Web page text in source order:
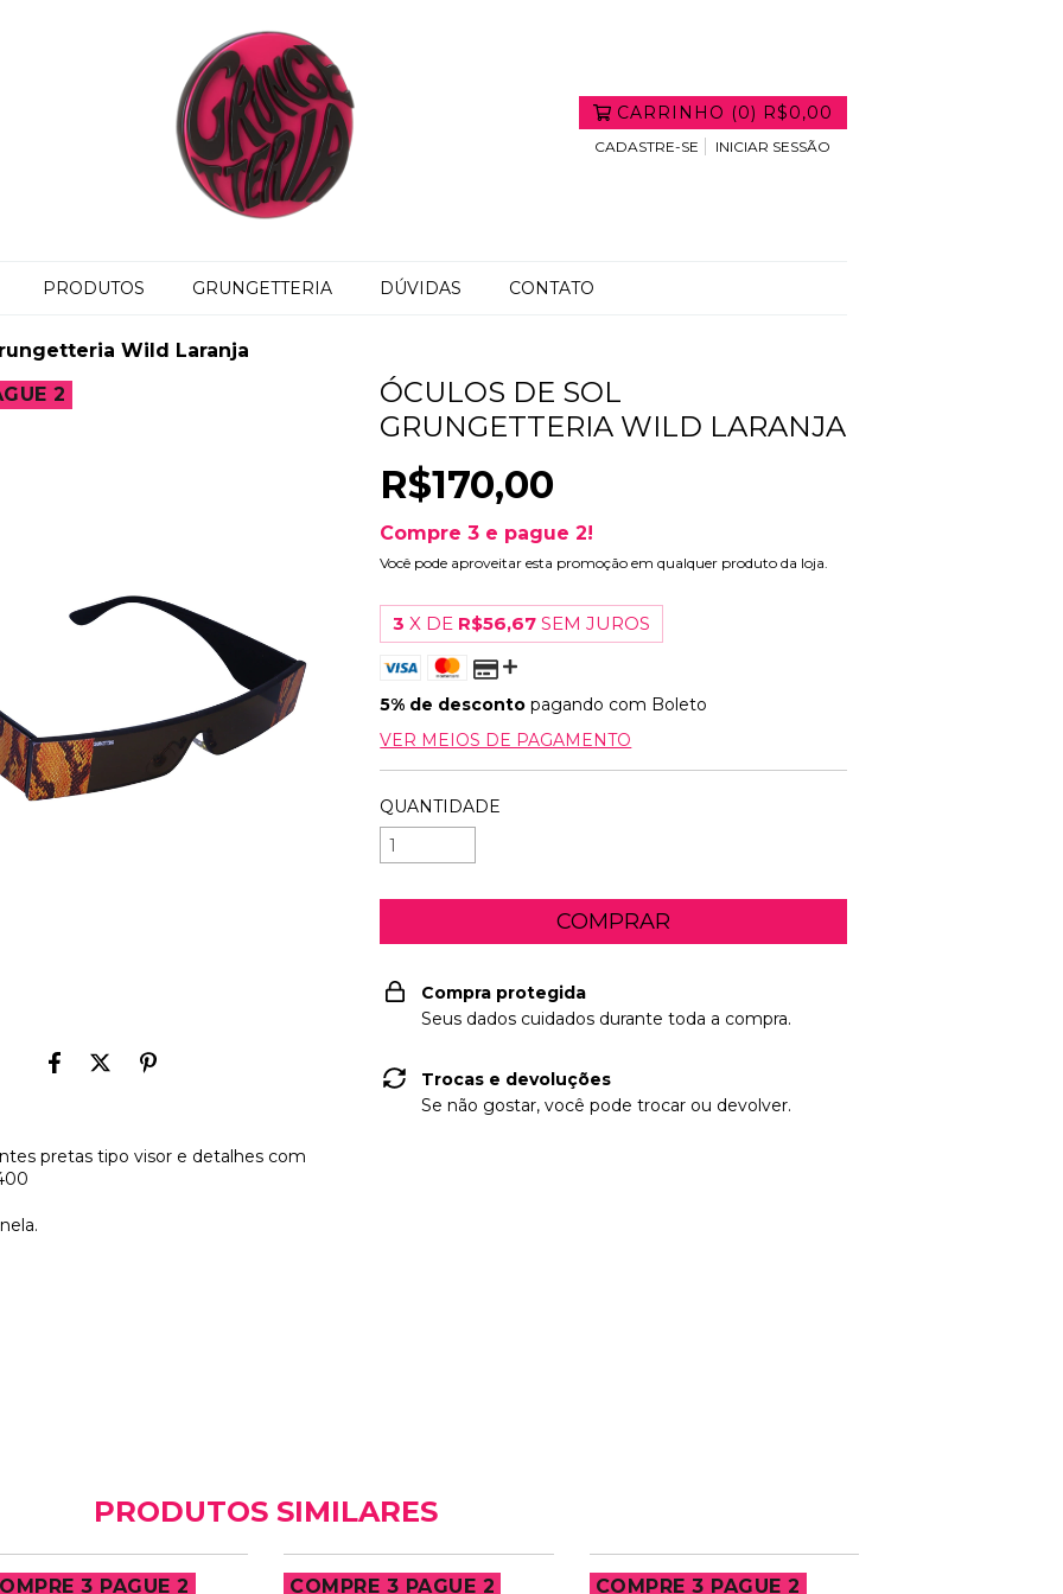
CARRINHO (0) R$0,00
CADASTRE-SE INICIAR SESSÃO
PRODUTOS GRUNGETTERIA DÚVIDAS CONTATO
Wild Laranja
2
pretas tipo visor e detalhes com
ÓCULOS DE SOL
GRUNGETTERIA WILD LARANJA
R$170,00
Compre 3 e pague 2!
Você pode aproveitar esta promoção em qualquer produto da loja.
3 X DE R$56,67 SEM JUROS
5% de desconto pagando com Boleto
VER MEIOS DE PAGAMENTO
QUANTIDADE
Compra protegida
Seus dados cuidados durante toda a compra.
Trocas e devoluções
Se não gostar, você pode trocar ou devolver.
PRODUTOS SIMILARES
3 PAGUE 2 COMPRE 3 PAGUE 2 COMPRE 3 PAGUE 2